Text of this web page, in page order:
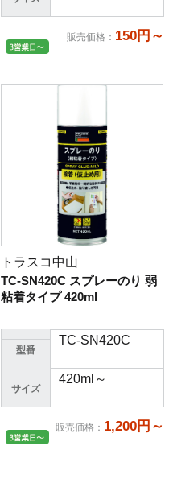
販売価格 ： 150円～
トラスコ中山
TC-SN420C スプレーのり 弱
粘着タイプ 420ml
型番
TC-SN420C
サイズ
420ml～
販売価格 ： 1,200円～